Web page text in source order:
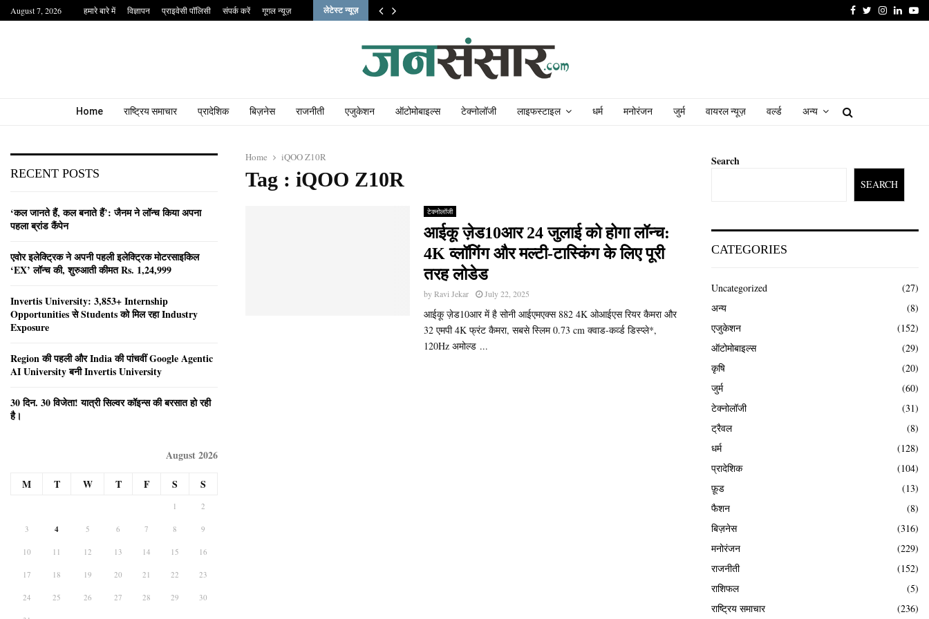
August 7, 2026 हमारे बारे में विज्ञापन प्राइवेसी पॉलिसी संपर्क करें गूगल न्यूज़ लेटेस्ट न्यूज़ FacebookTwitter
Instagram
Home राष्ट्रिय समाचार प्रादेशिक बिज़नेस राजनीती एजुकेशन ऑटोमोबाइल्स टेक्नोलॉजी लाइफस्टाइल धर्म मनोरंजन जुर्म वायरल न्यूज़ वर्ल्ड अन्य
Home iQOO Z10R
Tag : iQOO Z10R
टेक्नोलॉजी
आईकू ज़ेड10आर 24 जुलाई को होगा लॉन्च:
4K व्लॉगिंग और मल्टी-टास्किंग के लिए पूरी
तरह लोडेड
byRavi Jekar July 22, 2025
आईकू ज़ेड10आर में है सोनी आईएमएक्स 882 4K ओआईएस रियर कैमरा और
32 एमपी 4K फ्रंट कैमरा, सबसे स्लिम 0.73 cm क्वाड-कर्व्ड डिस्प्ले*,
120Hz अमोल्ड ...
RECENT POSTS
‘कल जानते हैं, कल बनाते हैं’: जैनम ने लॉन्च किया अपना
पहला ब्रांड कैंपेन
एवोर इलेक्ट्रिक ने अपनी पहली इलेक्ट्रिक मोटरसाइकिल
‘EX’ लॉन्च की, शुरुआती कीमत Rs. 1,24,999
Invertis University: 3,853+ Internship
Opportunities से Students को मिल रहा Industry
Exposure
Region की पहली और India की पांचवीं Google Agentic
AI University बनी Invertis University
30 दिन. 30 विजेता! यात्री सिल्वर कॉइन्स की बरसात हो रही
है।
August 2026
M
T W T F S S
1 2
3 4 5 6 7 8 9
10 11 12 13 14 15 16
17 18 19 20 21 22 23
24 25 26 27 28 29 30
Search
SEARCH
CATEGORIES
Uncategorized
(27)
अन्य
(8)
एजुकेशन
(152)
ऑटोमोबाइल्स
(29)
कृषि
(20)
जुर्म
(60)
टेक्नोलॉजी
(31)
ट्रैवल
(8)
धर्म
(128)
प्रादेशिक
(104)
फ़ूड
(13)
फैशन
(8)
बिज़नेस
(316)
मनोरंजन
(229)
राजनीती
(152)
राशिफल
(5)
राष्ट्रिय समाचार
(236)